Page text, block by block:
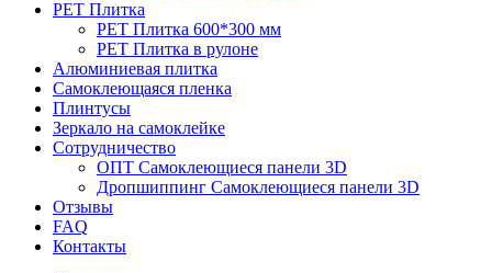
PET Плитка
PET Плитка 600*300 мм
PET Плитка в рулоне
Алюминиевая плитка
Самоклеющаяся пленка
Плинтусы
Зеркало на самоклейке
Сотрудничество
ОПТ Самоклеющиеся панели 3D
Дропшиппинг Самоклеющиеся панели 3D
Отзывы
FAQ
Контакты